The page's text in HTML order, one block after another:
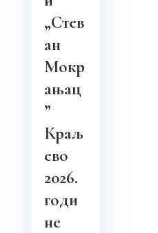
„Стев
ан
Мокр
ањац
”
Краљ
ево
2026.
годи
не